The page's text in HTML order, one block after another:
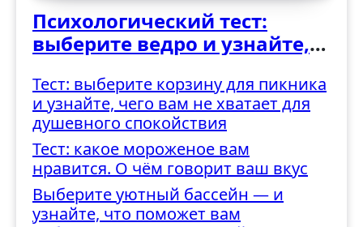
Психологический тест:
выберите ведро и узнайте,
трудностями
Тест: выберите корзину для пикника
и узнайте, чего вам не хватает для
душевного спокойствия
Тест: какое мороженое вам
нравится. О чём говорит ваш вкус
Выберите уютный бассейн — и
узнайте, что поможет вам